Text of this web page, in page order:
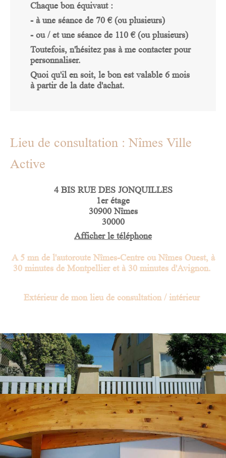
Chaque bon équivaut :
- à une séance de 70 € (ou plusieurs)
- ou / et une séance de 110 € (ou plusieurs)
Toutefois, n'hésitez pas à me contacter pour
personnaliser.
Quoi qu'il en soit, le bon est valable 6 mois
à partir de la date d'achat.
Lieu de consultation : Nîmes Ville
Active
4 BIS RUE DES JONQUILLES
1er étage
30900 Nîmes
30000
Afficher le téléphone
A 5 mn de l'autoroute Nîmes-Centre ou Nîmes Ouest, à
30 minutes de Montpellier et à 30 minutes d'Avignon.
Extérieur de mon lieu de consultation / intérieur